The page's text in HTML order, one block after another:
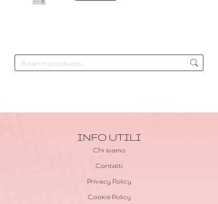
INFO UTILI
Chi siamo
Contatti
Privacy Policy
Cookie Policy